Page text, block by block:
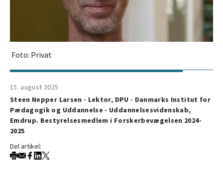
Foto: Privat
15. august 2025
Steen Nepper Larsen - Lektor, DPU - Danmarks Institut for
Pædagogik og Uddannelse - Uddannelsesvidenskab,
Emdrup. Bestyrelsesmedlem i Forskerbevægelsen 2024-
2025
Del artikel: